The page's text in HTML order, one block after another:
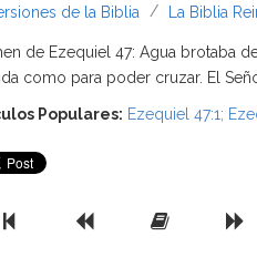
de la Biblia / La Biblia
de Ezequiel 47: Agua brotaba
como para poder cruzar. El
Populares: Ezequiel 47:1;
Previous BookPrevious Chapter
Read